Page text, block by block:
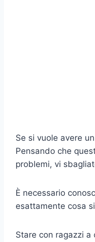
Se si vuole avere un
Pensando che
problemi, vi
È necessario
esattamente cosa
Stare con ragazzi a